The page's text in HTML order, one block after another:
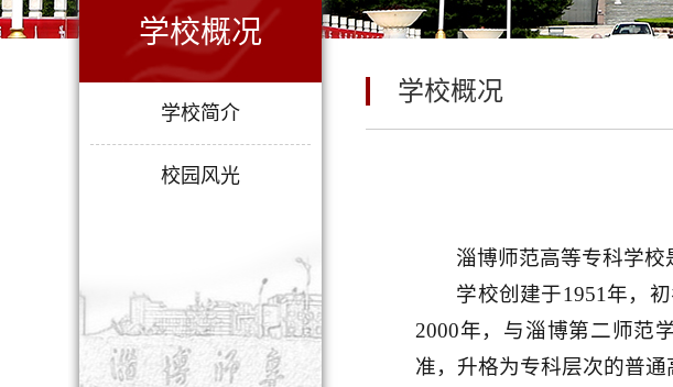
学校概况
学校简介
校园风光
学校概况
淄博师范高等专科学校
学校创建于1951年，
2000年，与淄博第二师范
准，升格为专科层次的普通